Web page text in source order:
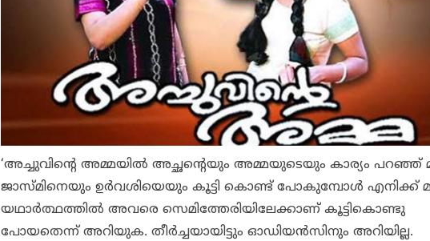
‘അച്ചുവിന്റെ അമ്മയില്‍ അച്ഛന്റെയും അമ്മയുടെയും കാര്യം പറഞ്ഞ്
ജാസ്മിനെയും ഉര്‍വശിയെയും കൂട്ടി കൊണ്ട് പോകുമ്പോള്‍ എനിക്ക്
യഥാര്‍ത്ഥത്തില്‍ അവരെ സെമിത്തേരിയിലേക്കാണ് കൂട്ടികൊണ്ടു
പോയതെന്ന് അറിയുക. തീര്‍ച്ചയായിട്ടും ഓഡിയന്‍സിനും അറിയില്ല.